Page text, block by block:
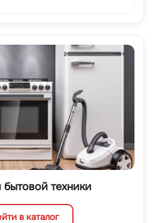
техники
в каталог